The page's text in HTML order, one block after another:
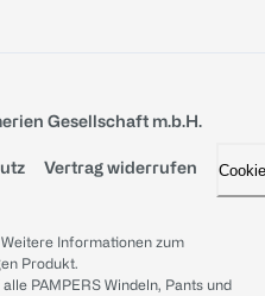
Gesellschaft m.b.H.
Vertrag widerrufen
Informationen zum
Produkt.
PAMPERS Windeln, Pants und